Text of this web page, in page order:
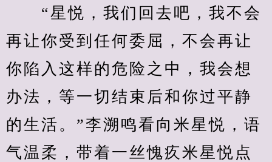
“星悦，我们回去吧，我不会
再让你受到任何委屈，不会再让
你陷入这样的危险之中，我会想
办法，等一切结束后和你过平静
的生活。”李溯鸣看向米星悦，语
气温柔，带着一丝愧疚米星悦点